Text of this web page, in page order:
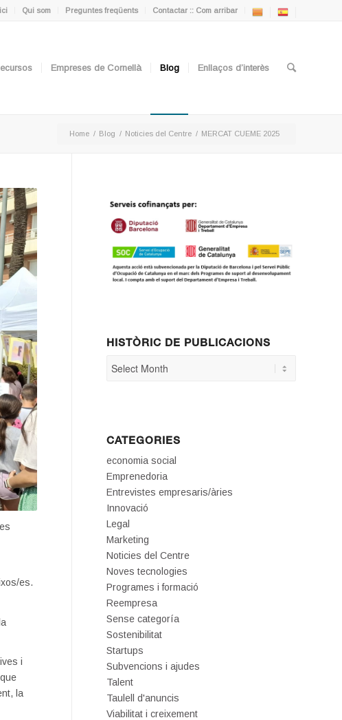
Qui som Preguntes freqüents Contactar :: Com arribar
Empreses de Cornellà Blog Enllaços d’interès
Home / Blog / Noticies del Centre / MERCAT CUEME 2025
es.
i
la
HISTÒRIC DE PUBLICACIONS
CATEGORIES
economia social
Emprenedoria
Entrevistes empresaris/àries
Innovació
Legal
Marketing
Noticies del Centre
Noves tecnologies
Programes i formació
Reempresa
Sense categoría
Sostenibilitat
Startups
Subvencions i ajudes
Talent
Taulell d'anuncis
Viabilitat i creixement